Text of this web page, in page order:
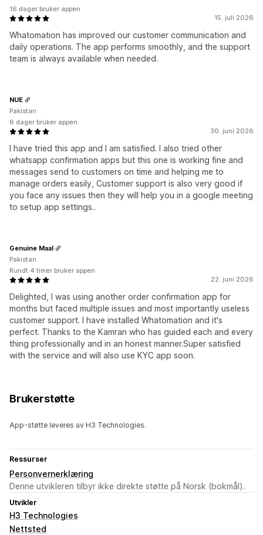
15. juli 2026
Whatomation has improved our customer communication and
daily operations. The app performs smoothly, and the support
team is always available when needed.
16 dager bruker appen
30. juni 2026
I have tried this app and I am satisfied. I also tried other
whatsapp confirmation apps but this one is working fine and
messages send to customers on time and helping me to
manage orders easily, Customer support is also very good if
you face any issues then they will help you in a google meeting
to setup app settings..
NUE
Pakistan
6 dager bruker appen
22. juni 2026
Delighted, I was using another order confirmation app for
months but faced multiple issues and most importantly useless
customer support. I have installed Whatomation and it's
perfect. Thanks to the Kamran who has guided each and every
thing professionally and in an honest manner.Super satisfied
with the service and will also use KYC app soon.
Genuine Maal
Pakistan
Rundt 4 timer bruker appen
Brukerstøtte
App-støtte leveres av H3 Technologies.
Ressurser
Personvernerklæring
Denne utvikleren tilbyr ikke direkte støtte på Norsk (bokmål).
Utvikler
H3 Technologies
Nettsted